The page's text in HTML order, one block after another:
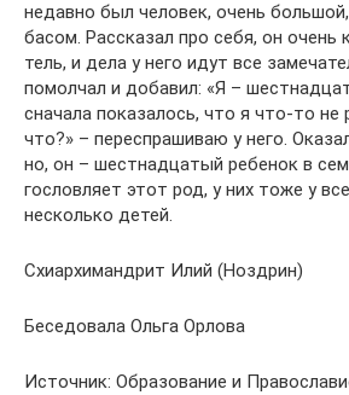
недав­но был чело­век, очень
басом. Рас­ска­зал про себя, он
тель, и дела у него идут все
помол­чал и доба­вил: «Я –
сна­ча­ла пока­за­лось, что я что-то не
что?» – пере­спра­ши­ваю у него.
но, он – шест­на­дца­тый ребе­нок в
го­слов­ля­ет этот род, у них тоже у
несколь­ко детей.
Схи­ар­хи­манд­рит Илий (Нозд­рин)
Бесе­до­ва­ла Оль­га Орлова
Источ­ник: Обра­зо­ва­ние и